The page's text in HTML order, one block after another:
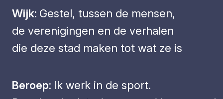
Wijk: Gestel, tussen de mensen,
de verenigingen en de verhalen
die deze stad maken tot wat ze is
Beroep: Ik werk in de sport.